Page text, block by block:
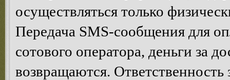
осуществляться только
Передача SMS-сообщения для
сотового оператора, деньги за
возвращаются. Ответственность